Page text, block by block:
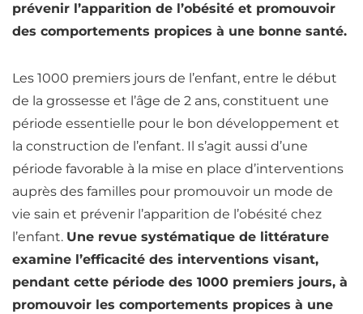
prévenir l’apparition de l’obésité et promouvoir
des comportements propices à une bonne santé.
Les 1000 premiers jours de l’enfant, entre le début
de la grossesse et l’âge de 2 ans, constituent une
période essentielle pour le bon développement et
la construction de l’enfant. Il s’agit aussi d’une
période favorable à la mise en place d’interventions
auprès des familles pour promouvoir un mode de
vie sain et prévenir l’apparition de l’obésité chez
l’enfant. Une revue systématique de littérature
examine l’efficacité des interventions visant,
pendant cette période des 1000 premiers jours, à
promouvoir les comportements propices à une